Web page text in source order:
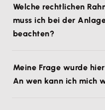
Welche rechtlichen
muss ich bei der
beachten?
Meine Frage wurde
An wen kann ich mich